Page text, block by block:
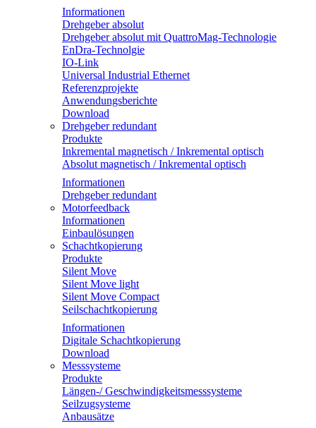
Informationen
Drehgeber absolut
Drehgeber absolut mit QuattroMag-Technologie
EnDra-Technolgie
IO-Link
Universal Industrial Ethernet
Referenzprojekte
Anwendungsberichte
Download
Drehgeber redundant
Produkte
Inkremental magnetisch / Inkremental optisch
Absolut magnetisch / Inkremental optisch
Informationen
Drehgeber redundant
Motorfeedback
Informationen
Einbaulösungen
Schachtkopierung
Produkte
Silent Move
Silent Move light
Silent Move Compact
Seilschachtkopierung
Informationen
Digitale Schachtkopierung
Download
Messsysteme
Produkte
Längen-/ Geschwindigkeitsmesssysteme
Seilzugsysteme
Anbausätze